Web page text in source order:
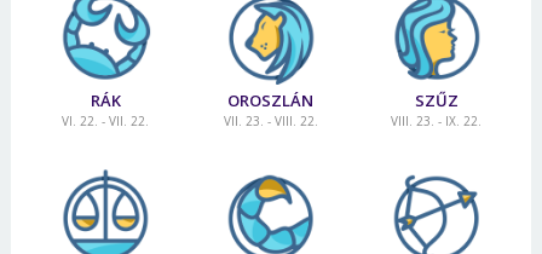
RÁK
VI. 22. - VII. 22.
OROSZLÁN
VII. 23. - VIII. 22.
SZŰZ
VIII. 23. - IX. 22.